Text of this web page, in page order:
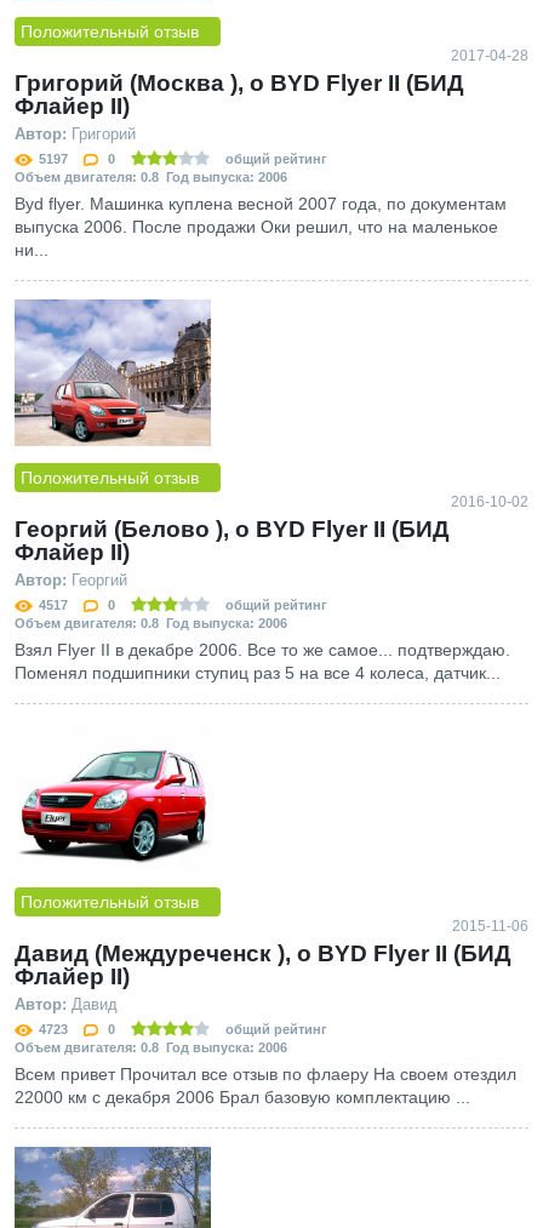
Положительный отзыв
2017-04-28
Григорий (Москва ), о BYD Flyer II (БИД
Флайер II)
Автор: Григорий
5197 0
общий рейтинг
Объем двигателя: 0.8 Год выпуска: 2006
Byd flyer. Машинка куплена весной 2007 года, по документам
выпуска 2006. После продажи Оки решил, что на маленькое
ни...
Положительный отзыв
2016-10-02
Георгий (Белово ), о BYD Flyer II (БИД
Флайер II)
Автор: Георгий
4517 0
общий рейтинг
Объем двигателя: 0.8 Год выпуска: 2006
Взял Flyer II в декабре 2006. Все то же самое... подтверждаю.
Поменял подшипники ступиц раз 5 на все 4 колеса, датчик...
Положительный отзыв
2015-11-06
Давид (Междуреченск ), о BYD Flyer II (БИД
Флайер II)
Автор: Давид
4723 0
общий рейтинг
Объем двигателя: 0.8 Год выпуска: 2006
Всем привет Прочитал все отзыв по флаеру На своем отездил
22000 км с декабря 2006 Брал базовую комплектацию ...